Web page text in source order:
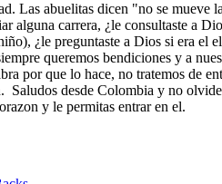
Las abuelitas dicen "no se
alguna carrera, ¿le consultaste a
¿le preguntaste a Dios si era
queremos bendiciones y a
por que lo hace, no tratemos de
desde Colombia y no
y le permitas entrar en el.